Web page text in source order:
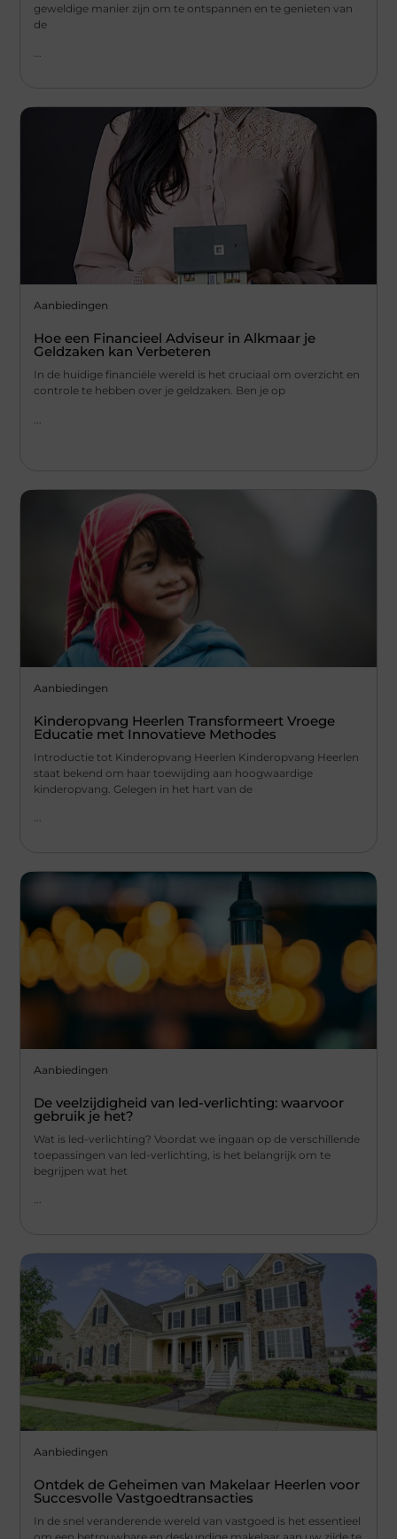
geweldige manier zijn om te ontspannen en te genieten van
de
...
Aanbiedingen
Hoe een Financieel Adviseur in Alkmaar je
Geldzaken kan Verbeteren
In de huidige financiële wereld is het cruciaal om overzicht en
controle te hebben over je geldzaken. Ben je op
Aanbiedingen
Kinderopvang Heerlen Transformeert Vroege
Educatie met Innovatieve Methodes
Introductie tot Kinderopvang Heerlen Kinderopvang Heerlen
staat bekend om haar toewijding aan hoogwaardige
kinderopvang. Gelegen in het hart van de
Aanbiedingen
De veelzijdigheid van led-verlichting: waarvoor
gebruik je het?
Wat is led-verlichting? Voordat we ingaan op de verschillende
toepassingen van led-verlichting, is het belangrijk om te
begrijpen wat het
...
Aanbiedingen
Ontdek de Geheimen van Makelaar Heerlen voor
Succesvolle Vastgoedtransacties
In de snel veranderende wereld van vastgoed is het essentieel